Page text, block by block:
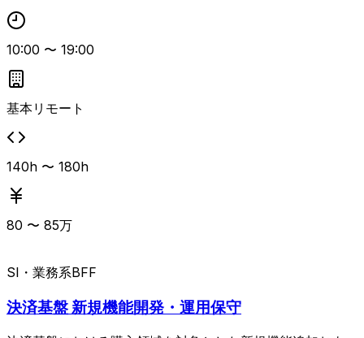
10:00 〜 19:00
基本リモート
140h 〜 180h
80 〜 85万
SI・業務系BFF
決済基盤 新規機能開発・運用保守